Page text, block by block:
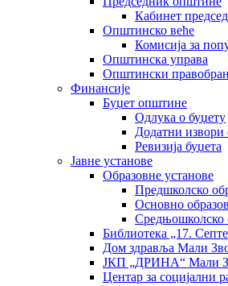
Кабинет
Општинско веће
Комисија за
Општинска управа
Општински
Финансије
Буџет општине
Одлука о буџету
Додатни
Ревизија буџета
Јавне установе
Образовне установе
Предшколско
Основно
Средњошколско
Библиотека „17.
Дом здравља Мали
ЈКП „ДРИНА“ Мали
Центар за социјални